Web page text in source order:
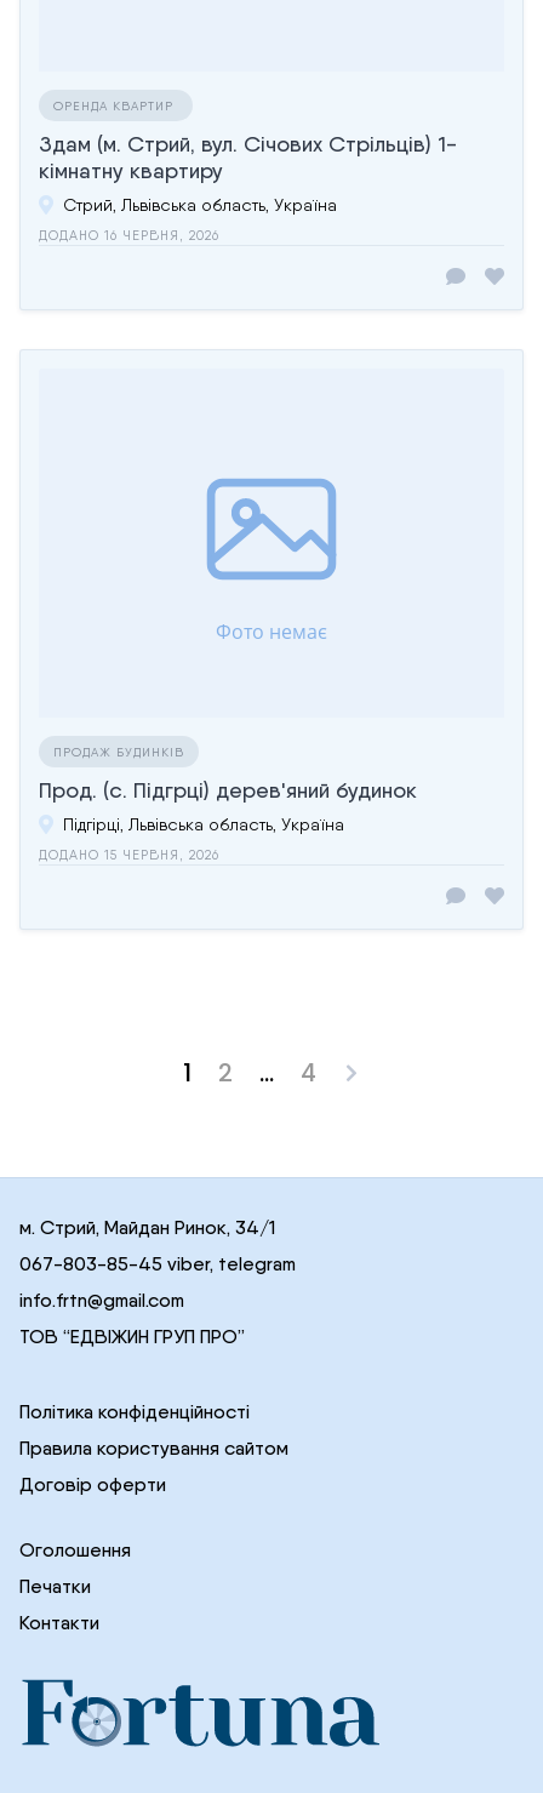
ОРЕНДА КВАРТИР
Здам (м. Стрий, вул. Січових Стрільців) 1-
кімнатну квартиру
Стрий, Львівська область, Україна
ДОДАНО 16 ЧЕРВНЯ, 2026
ПРОДАЖ БУДИНКІВ
Прод. (с. Підгрці) дерев'яний будинок
Підгірці, Львівська область, Україна
ДОДАНО 15 ЧЕРВНЯ, 2026
Posts
1 2 … 4
м. Стрий, Майдан Ринок, 34/1
067-803-85-45 viber, telegram
info.frtn@gmail.com
ТОВ “ЕДВІЖИН ГРУП ПРО”
Політика конфіденційності
Правила користування сайтом
Договір оферти
Оголошення
Печатки
Контакти